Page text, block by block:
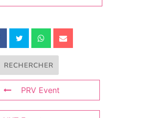
PRV Event